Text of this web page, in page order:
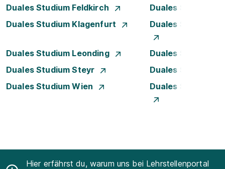
Duales Studium Feldkirch
Duales Studium
Duales Studium Klagenfurt
Duales Studium
Duales Studium Leonding
Duales Studium
Duales Studium Steyr
Duales Studium
Duales Studium Wien
Duales Studium
Hier erfährst du, warum uns bei Lehrstellenportal